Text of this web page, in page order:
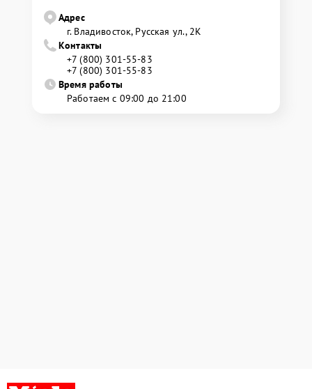
Адрес
г. Владивосток, Русская ул., 2К
Контакты
+7 (800) 301-55-83
+7 (800) 301-55-83
Время работы
Работаем с 09:00 до 21:00